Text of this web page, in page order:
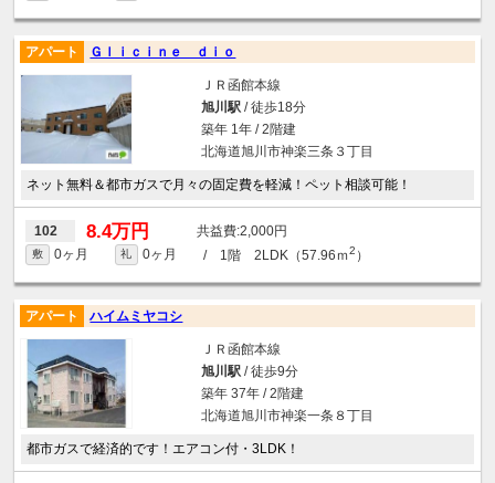
アパート Ｇｌｉｃｉｎｅ ｄｉｏ
ＪＲ函館本線
旭川駅/ 徒歩18分
築年 1年 / 2階建
北海道旭川市神楽三条３丁目
ネット無料＆都市ガスで月々の固定費を軽減！ペット相談可能！
102 8.4万円 2,000円
敷 0ヶ月 礼 0ヶ月 / 1階 2LDK（57.96ｍ2 ）
アパート ハイムミヤコシ
ＪＲ函館本線
旭川駅/ 徒歩9分
築年 37年 / 2階建
北海道旭川市神楽一条８丁目
都市ガスで経済的です！エアコン付・3LDK！